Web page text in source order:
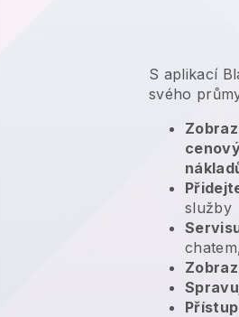
S aplikací
svého
služby